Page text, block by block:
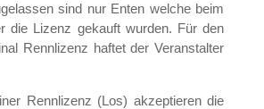
sind nur Enten welche beim
die Lizenz gekauft wurden. Für den
Rennlizenz haftet der Veranstalter
Rennlizenz (Los) akzeptieren die